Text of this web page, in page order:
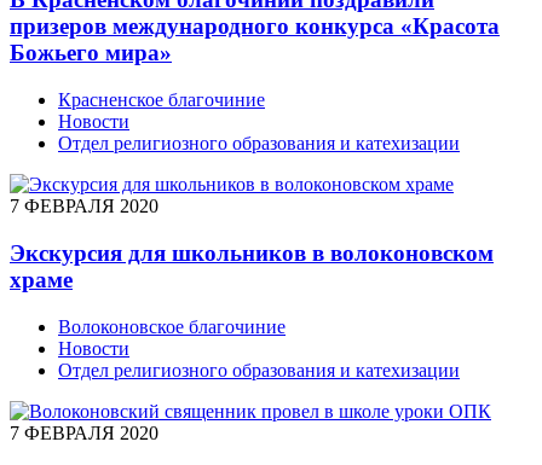
призеров международного конкурса «Красота
Божьего мира»
Красненское благочиние
Новости
Отдел религиозного образования и катехизации
7 ФЕВРАЛЯ 2020
Экскурсия для школьников в волоконовском
храме
Волоконовское благочиние
Новости
Отдел религиозного образования и катехизации
7 ФЕВРАЛЯ 2020